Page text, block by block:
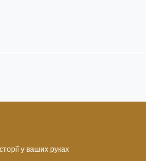
у ваших руках